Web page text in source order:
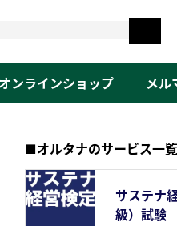
オンラインショップ メル
■オルタナのサービス一覧
サステナ
級）試験